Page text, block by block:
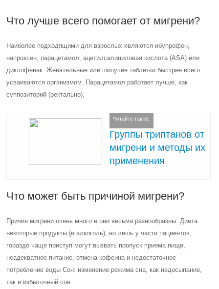
Что лучше всего помогает от мигрени?
Наиболее подходящими для взрослых являются ибупрофен,
напроксен, парацетамол, ацетилсалициловая кислота (ASA) или
диклофенак. Жевательные или шипучие таблетки быстрее всего
усваиваются организмом. Парацетамол работает лучше, как
суппозиторий (ректально).
Читайте также:
Группы триптанов от
мигрени и методы их
применения
Что может быть причиной мигрени?
Причин мигрени очень много и они весьма разнообразны: Диета:
некоторые продукты (и алкоголь), но лишь у части пациентов,
гораздо чаще приступ могут вызвать пропуск приема пищи,
неадекватное питание, отмена кофеина и недостаточное
потребление воды Сон: изменение режима сна, как недосыпание,
так и избыточный сон